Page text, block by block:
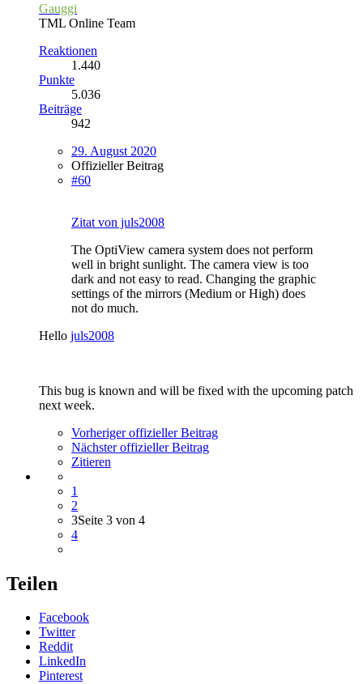
Gauggi
TML Online Team
Reaktionen
1.440
Punkte
5.036
Beiträge
942
29. August 2020
Offizieller Beitrag
#60
Zitat von juls2008
The OptiView camera system does not perform
well in bright sunlight. The camera view is too
dark and not easy to read. Changing the graphic
settings of the mirrors (Medium or High) does
not do much.
Hello juls2008
This bug is known and will be fixed with the upcoming patch
next week.
Vorheriger offizieller Beitrag
Nächster offizieller Beitrag
Zitieren
1
2
3Seite 3 von 4
4
Teilen
Facebook
Twitter
Reddit
LinkedIn
Pinterest